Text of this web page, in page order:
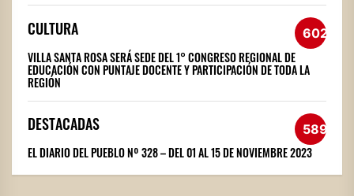
CULTURA 602
VILLA SANTA ROSA SERÁ SEDE DEL 1° CONGRESO REGIONAL DE
EDUCACIÓN CON PUNTAJE DOCENTE Y PARTICIPACIÓN DE TODA LA
REGIÓN
DESTACADAS 589
EL DIARIO DEL PUEBLO Nº 328 – DEL 01 AL 15 DE NOVIEMBRE 2023